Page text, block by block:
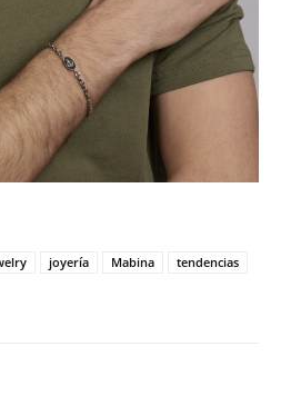
joyería Mabina
tendencias